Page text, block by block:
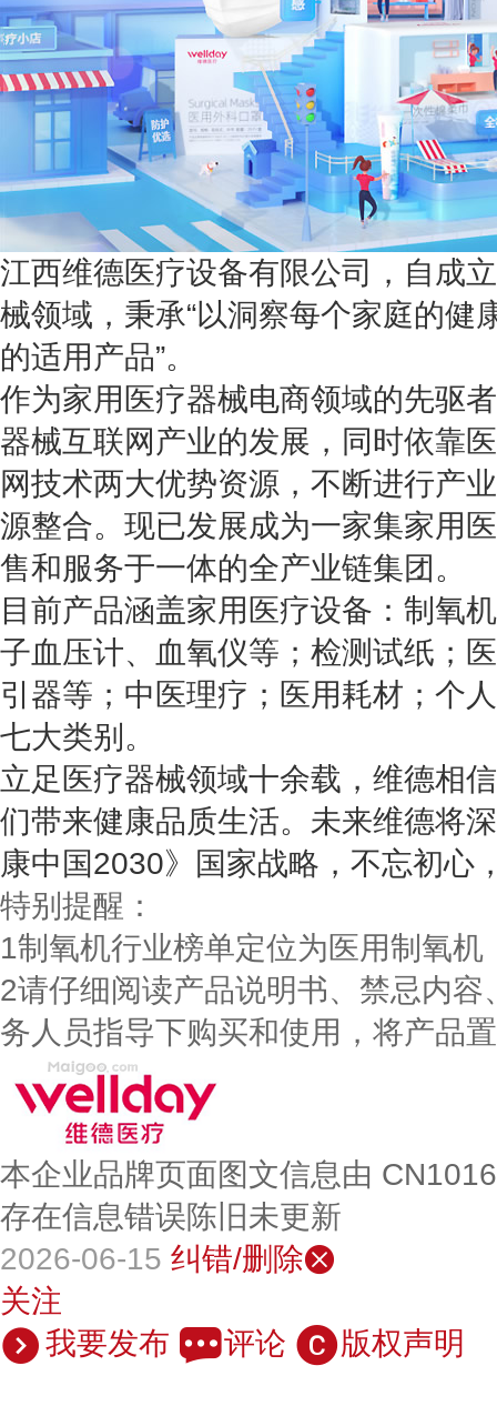
江西维德医疗设备有限公司，自成
械领域，秉承“以洞察每个家庭的健
的适用产品”。
作为家用医疗器械电商领域的先驱
器械互联网产业的发展，同时依靠
网技术两大优势资源，不断进行产
源整合。现已发展成为一家集家用
售和服务于一体的全产业链集团。
目前产品涵盖家用医疗设备：制氧
子血压计、血氧仪等；检测试纸；
引器等；中医理疗；医用耗材；个
七大类别。
立足医疗器械领域十余载，维德相
们带来健康品质生活。未来维德将
康中国2030》国家战略，不忘初心
特别提醒：
1制氧机行业榜单定位为医用制氧
2请仔细阅读产品说明书、禁忌内
务人员指导下购买和使用，将产品
本企业品牌页面图文信息由
存在信息错误陈旧未更新
2026-06-15 纠错/删除
关注
我要发布
评论 版权声明